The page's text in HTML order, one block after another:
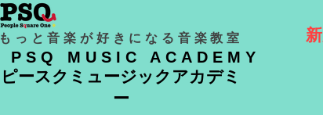
もっと音楽が好きになる音楽教室
PSQ MUSIC ACADEMY
ピースクミュージックアカデミ
ー